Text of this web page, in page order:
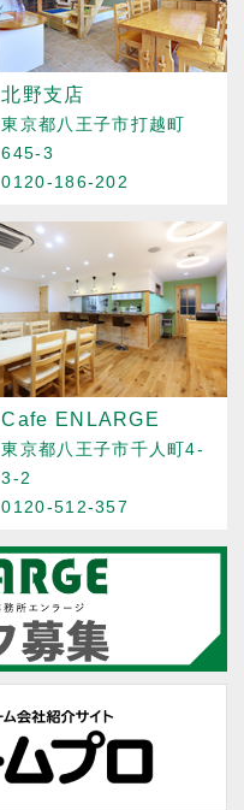
北野支店
東京都八王子市打越町
645-3
0120-186-202
Cafe ENLARGE
東京都八王子市千人町4-
3-2
0120-512-357